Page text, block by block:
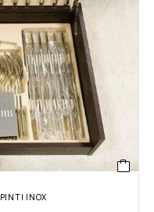
PINTI INOX